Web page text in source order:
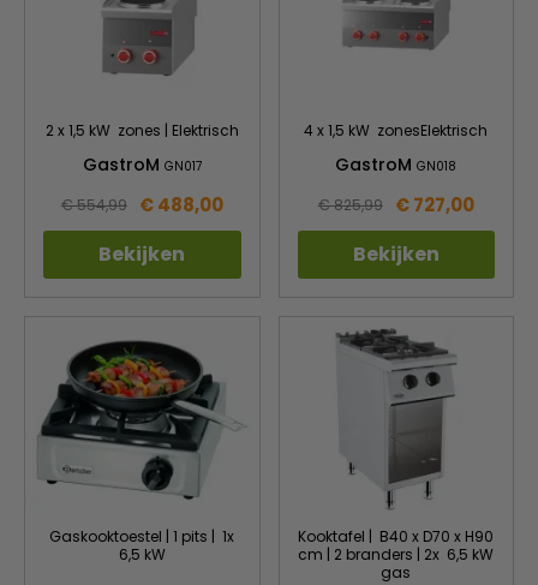
2 x 1,5 kW zones | Elektrisch
GastroM GN017
€ 554,99 € 488,00
Bekijken
4 x 1,5 kW zonesElektrisch
GastroMGN018
€ 825,99 € 727,00
Bekijken
Gaskooktoestel | 1 pits | 1x
6,5 kW
Kooktafel | B40 x D70 x H90
cm | 2 branders | 2x 6,5 kW
gas